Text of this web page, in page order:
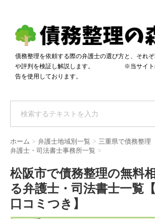
債務整理体験談
おすすめ
料金比較
自己破産・個人再生料金比較
過払い金料金比較
専門家の選び方
料金で選ぶ
分割・後払い可で選ぶ
着手金無料で選ぶ
女性専門で選ぶ
24時間年中無休で選ぶ
法律事務所の方へ
匿名借金相談
債務整理を依頼する際の弁護士の選び方と、それ
や評判を検証し解説します。 ※当サイトは
告を使用しております。
ホーム > 弁護士地域別一覧 > 三重県で債務整理
弁護士・司法書士事務所一覧 >
松阪市で債務整理の無料
る弁護士・司法書士一覧
口コミつき】